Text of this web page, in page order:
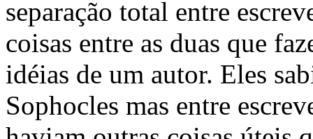
separação total entre
coisas entre as duas que
idéias de um autor. Eles
Sophocles mas entre